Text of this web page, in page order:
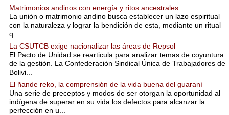
Matrimonios andinos con energía y ritos ancestrales
La unión o matrimonio andino busca establecer un lazo espiritual
con la naturaleza y lograr la bendición de esta, mediante un ritual
q...
La CSUTCB exige nacionalizar las áreas de Repsol
El Pacto de Unidad se rearticula para analizar temas de coyuntura
de la gestión. La Confederación Sindical Única de Trabajadores de
Bolivi...
El ñande reko, la comprensión de la vida buena del guaraní
Una serie de preceptos y modos de ser otorgan la oportunidad al
indígena de superar en su vida los defectos para alcanzar la
perfección en u...